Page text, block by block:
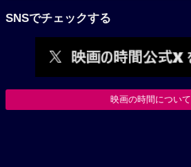
SNSでチェックする
映画の時間について